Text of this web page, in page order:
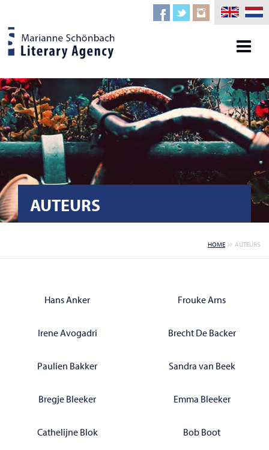
AUTEURS
HOME AUTEURS
Hans Anker Frouke Arns
Irene Avogadri Brecht De Backer
Paulien Bakker Sandra van Beek
Bregje Bleeker Emma Bleeker
Cathelijne Blok Bob Boot